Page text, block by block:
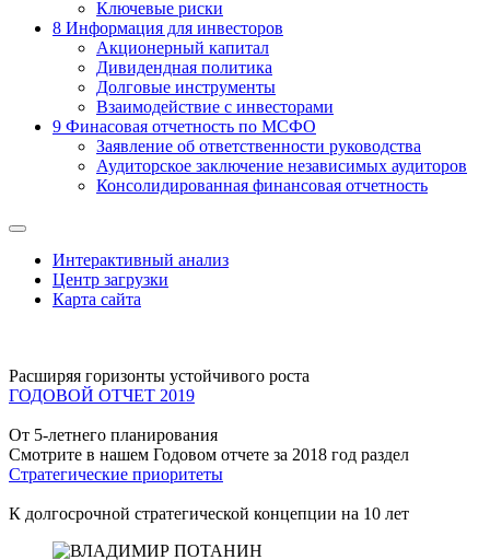
Ключевые риски
8 Информация для инвесторов
Акционерный капитал
Дивидендная политика
Долговые инструменты
Взаимодействие с инвеcторами
9 Финасовая отчетность по МСФО
Заявление об ответственности руководства
Аудиторское заключение независимых аудиторов
Консолидированная финансовая отчетность
Интерактивный анализ
Центр загрузки
Карта сайта
Расширяя горизонты устойчивого роста
ГОДОВОЙ ОТЧЕТ 2019
От 5-летнего планирования
Смотрите в нашем Годовом отчете за 2018 год раздел
Стратегические приоритеты
К долгосрочной стратегической концепции на 10 лет